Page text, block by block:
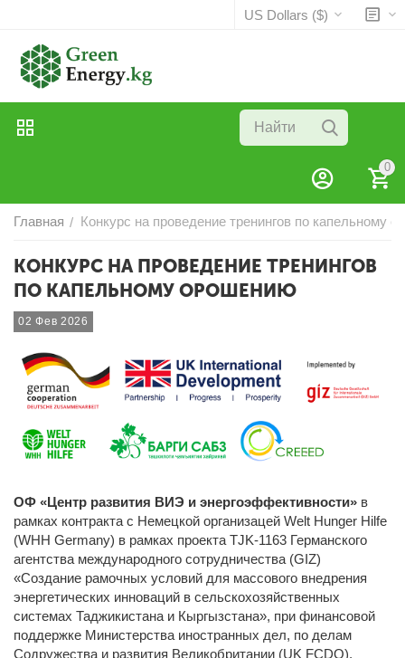
US Dollars ($)
0
Главная / Конкурс на проведение тренингов по капельному
КОНКУРС НА ПРОВЕДЕНИЕ ТРЕНИНГОВ
ПО КАПЕЛЬНОМУ ОРОШЕНИЮ
02 Фев 2026
ОФ «Центр развития ВИЭ и энергоэффективности» в
рамках контракта с Немецкой организацей Welt Hunger Hilfe
(WHH Germany) в рамках проекта TJK-1163 Германского
агентства международного сотрудничества (GIZ)
«Создание рамочных условий для массового внедрения
энергетических инноваций в сельскохозяйственных
системах Таджикистана и Кыргызстана», при финансовой
поддержке Министерства иностранных дел, по делам
Содружества и развития Великобритании (UK FCDO),